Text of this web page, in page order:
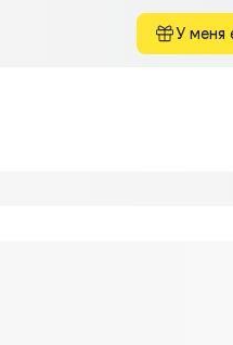
У меня